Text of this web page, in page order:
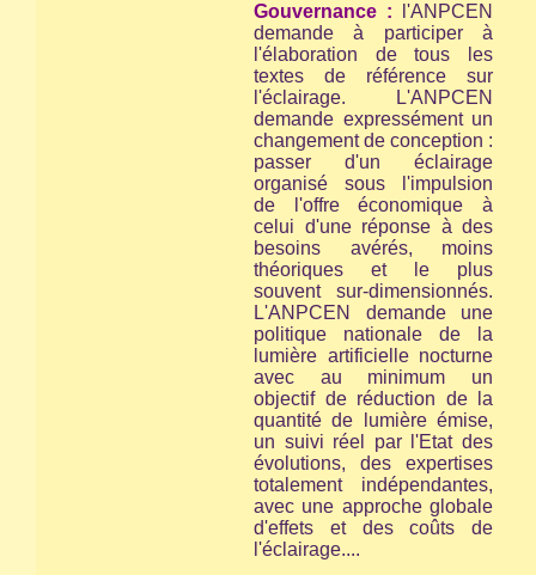
Gouvernance :
l'ANPCEN
demande à participer à
l'élaboration de tous les
textes de référence sur
l'éclairage. L'ANPCEN
demande expressément un
changement de conception :
passer d'un éclairage
organisé sous l'impulsion
de l'offre économique à
celui d'une réponse à des
besoins avérés, moins
théoriques et le plus
souvent sur-dimensionnés.
L'ANPCEN demande une
politique nationale de la
lumière artificielle nocturne
avec au minimum un
objectif de réduction de la
quantité de lumière émise,
un suivi réel par l'Etat des
évolutions, des expertises
totalement indépendantes,
avec une approche globale
d'effets et des coûts de
l'éclairage....